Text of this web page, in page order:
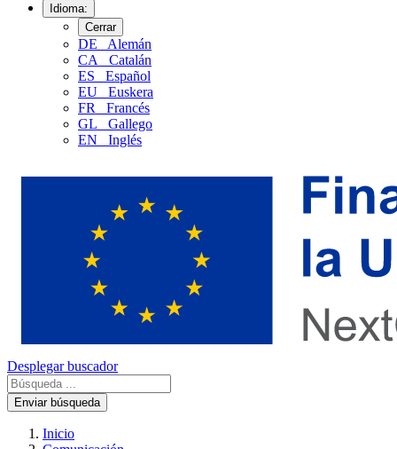
Idioma:
Cerrar
DE
Alemán
CA
Catalán
ES
Español
EU
Euskera
FR
Francés
GL
Gallego
EN
Inglés
Desplegar buscador
Enviar búsqueda
Inicio